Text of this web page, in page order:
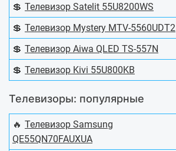
💲 Телевизор Satelit 55U8200WS
💲 Телевизор Mystery MTV-5560UDT2
💲 Телевизор Aiwa QLED TS-557N
💲 Телевизор Kivi 55U800KB
Телевизоры: популярные
🔥 Телевизор Samsung
QE55QN70FAUXUA